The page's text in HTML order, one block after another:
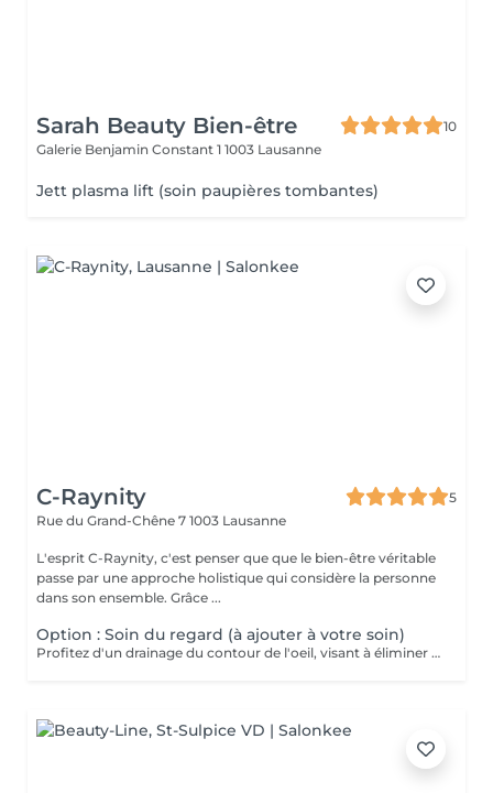
Sarah Beauty Bien-être
10
Galerie Benjamin Constant 1 1003 Lausanne
Jett plasma lift (soin paupières tombantes)
C-Raynity
5
Rue du Grand-Chêne 7 1003 Lausanne
L'esprit C-Raynity, c'est penser que que le bien-être véritable
passe par une approche holistique qui considère la personne
dans son ensemble. Grâce ...
Option : Soin du regard (à ajouter à votre soin)
Profitez d'un drainage du contour de l'oeil, visant à éliminer les toxines stagnant dans cette zone, atténuant cernes, poches et éclaircissant dette zone. Un masque spécifique du contour de l'oeil vous sera appliqué. - Type de peau : Toutes - Résultat : Éclaircit le contour de l'oeil, atténue poches et cernes - Fréquence conseillée : Minimum 1 fois par mois, aussitôt que le besoin se fait sentir, avant / après une soirée /évènement